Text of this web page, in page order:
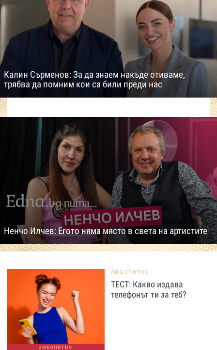
Калин Сърменов: За да знаем накъде отиваме,
трябва да помним кои са били преди нас
Ненчо Илчев: Егото няма място в света на артистите
ЛЮБОПИТНО
ЛЮБОПИТНО
ТЕСТ: Какво издава
телефонът ти за теб?